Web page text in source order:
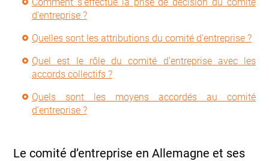
d’entreprise ?
Quelles sont les attributions du comité d’entreprise ?
Quel est le rôle du comité d’entreprise avec les
accords collectifs ?
Quels sont les moyens accordés au comité
d’entreprise ?
Le comité d’entreprise en Allemagne et ses